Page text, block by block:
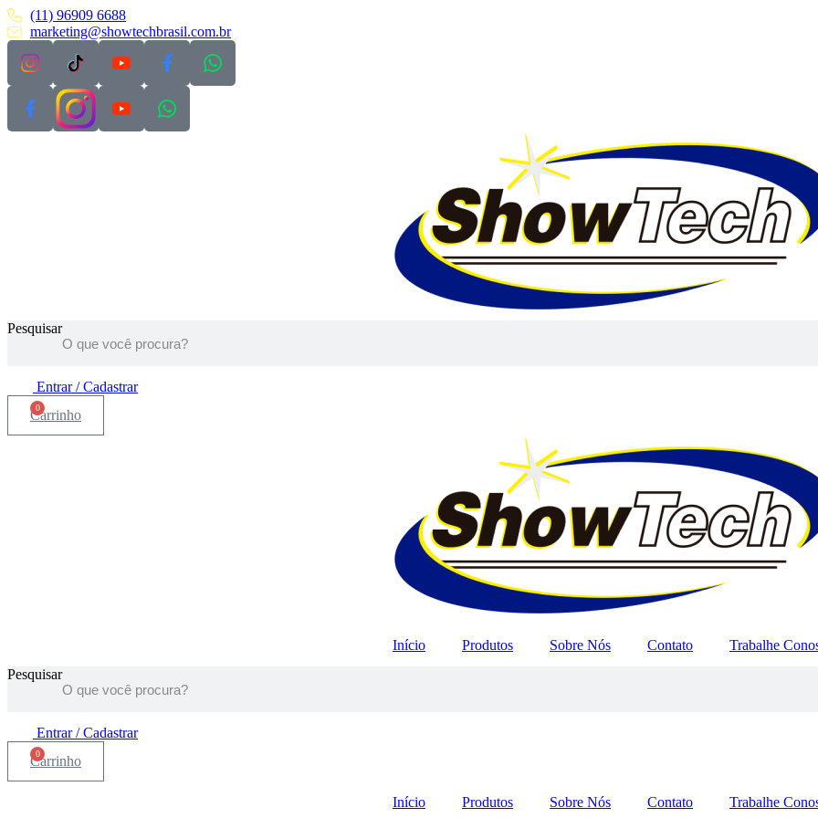
Pular
para
o
conteúdo
(11) 96909 6688
marketing@showtechbrasil.com.br
Pesquisar
Entrar / Cadastrar
0
Carrinho
Início Produtos Sobre Nós Contato
Trabalhe
Pesquisar
Entrar / Cadastrar
0
Carrinho
Início Produtos Sobre Nós Contato Trabalhe